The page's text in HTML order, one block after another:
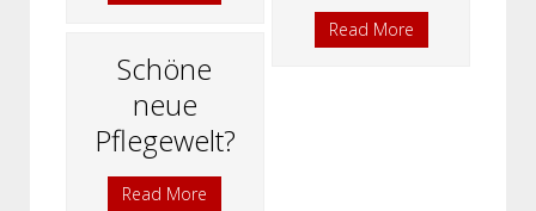
Read More
Schöne
neue
Pflegewelt?
Read More